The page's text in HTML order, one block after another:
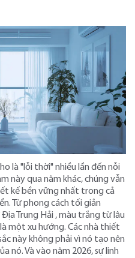
là "lỗi thời" nhiều lần đến nỗi
này qua năm khác, chúng vẫn
kế bền vững nhất trong cả
Từ phong cách tối giản
Trung Hải , màu trắng từ lâu
một xu hướng. Các nhà thiết
này không phải vì nó tạo nên
nó. Và vào năm 2026, sự linh